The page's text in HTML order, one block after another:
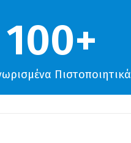
100+
Πιστοποιητικά